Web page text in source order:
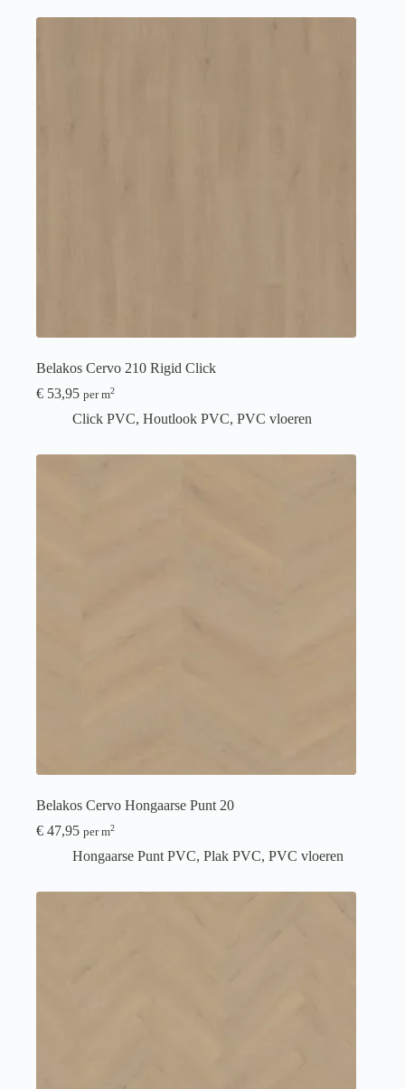
Belakos Cervo 210 Rigid Click
€ 53,95 per m2
Click PVC, Houtlook PVC, PVC vloeren
Belakos Cervo Hongaarse Punt 20
€ 47,95 per m2
Hongaarse Punt PVC, Plak PVC, PVC vloeren